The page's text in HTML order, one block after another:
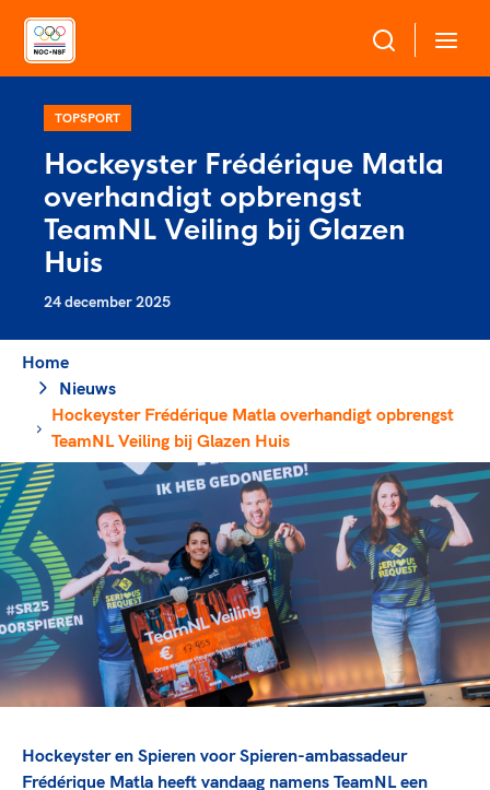
Over NOC*NSF
Sportagenda 2032
Leden
Algemene Vergadering
Merkbescherming NOC*NSF
Onze partners
Geven aan Sport
Sportonderzoek
Sportakkoord II
Game Changer
TeamNL kids
Olympische geschiedenis
Nieuwspagina
Sportdeelname
Bonden en professionals in de sport
Beleidsmedewerkers
Clubbestuurders
Coördinatoren en opleiders
Trainer-coaches
Officials
Veilige en integere sport
Diversiteit en inclusie
Gezonde sportomgeving
Duurzaamheid
Bekwaam sportkader
Vitale clubs en bestuurlijk kader
Clubacties
Voor talentvolle sporters
Atletencommissie
Paralympische Talentdag
TeamNL Academie Kalender
Kennisaanbod TeamNL Experts
TeamNL Sport Science Centre
Olympische Spelen LA28
Europese Spelen Istanbul 2027
Voor bonden
Pers
TOPSPORT
Hockeyster Frédérique Matla
overhandigt opbrengst
TeamNL Veiling bij Glazen
Huis
24 december 2025
Home
Nieuws
Hockeyster Frédérique Matla overhandigt opbrengst
TeamNL Veiling bij Glazen Huis
Hockeyster en Spieren voor Spieren-ambassadeur
Frédérique Matla heeft vandaag namens TeamNL een